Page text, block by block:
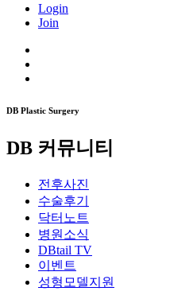
Login
Join
DB Plastic Surgery
DB 커뮤니티
전후사진
수술후기
닥터노트
병원소식
DBtail TV
이벤트
성형모델지원